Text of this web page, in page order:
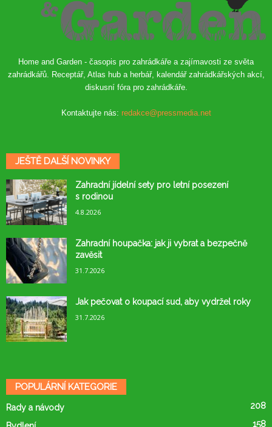
Home and Garden - časopis pro zahrádkáře a zajímavosti ze světa
zahrádkářů. Receptář, Atlas hub a herbář, kalendář zahrádkářských akcí,
diskusní fóra pro zahrádkáře.
Kontaktujte nás: redakce@pressmedia.net
JEŠTĚ DALŠÍ NOVINKY
Zahradní jídelní sety pro letní posezení
s rodinou
4.8.2026
Zahradní houpačka: jak ji vybrat a bezpečně
zavěsit
31.7.2026
Jak pečovat o koupací sud, aby vydržel roky
31.7.2026
POPULÁRNÍ KATEGORIE
Rady a návody 208
158